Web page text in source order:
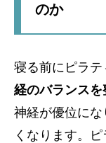
のか
寝る前にピラテ
経のバランスを
神経が優位に
くなります。